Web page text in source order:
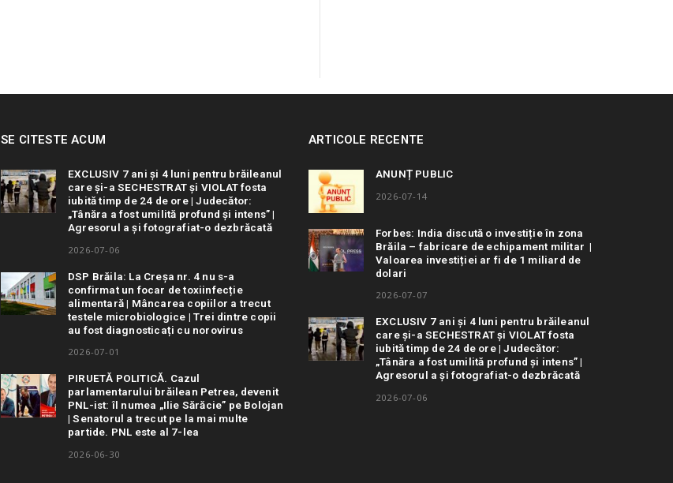
SE CITESTE ACUM
EXCLUSIV 7 ani și 4 luni pentru brăileanul
care și-a SECHESTRAT și VIOLAT fosta
iubită timp de 24 de ore | Judecător:
„Tânăra a fost umilită profund și intens” |
Agresorul a și fotografiat-o dezbrăcată
2026-07-06
DSP Brăila: La Creșa nr. 4 nu s-a
confirmat un focar de toxiinfecție
alimentară | Mâncarea copiilor a trecut
testele microbiologice | Trei dintre copii
au fost diagnosticați cu norovirus
2026-07-01
PIRUETĂ POLITICĂ. Cazul
parlamentarului brăilean Petrea, devenit
PNL-ist: îl numea „Ilie Sărăcie” pe Bolojan
| Senatorul a trecut pe la mai multe
partide. PNL este al 7-lea
2026-06-30
ARTICOLE RECENTE
ANUNȚ PUBLIC
2026-07-14
Forbes: India discută o investiție în zona
Brăila – fabricare de echipament militar |
Valoarea investiției ar fi de 1 miliard de
dolari
2026-07-07
EXCLUSIV 7 ani și 4 luni pentru brăileanul
care și-a SECHESTRAT și VIOLAT fosta
iubită timp de 24 de ore | Judecător:
„Tânăra a fost umilită profund și intens” |
Agresorul a și fotografiat-o dezbrăcată
2026-07-06